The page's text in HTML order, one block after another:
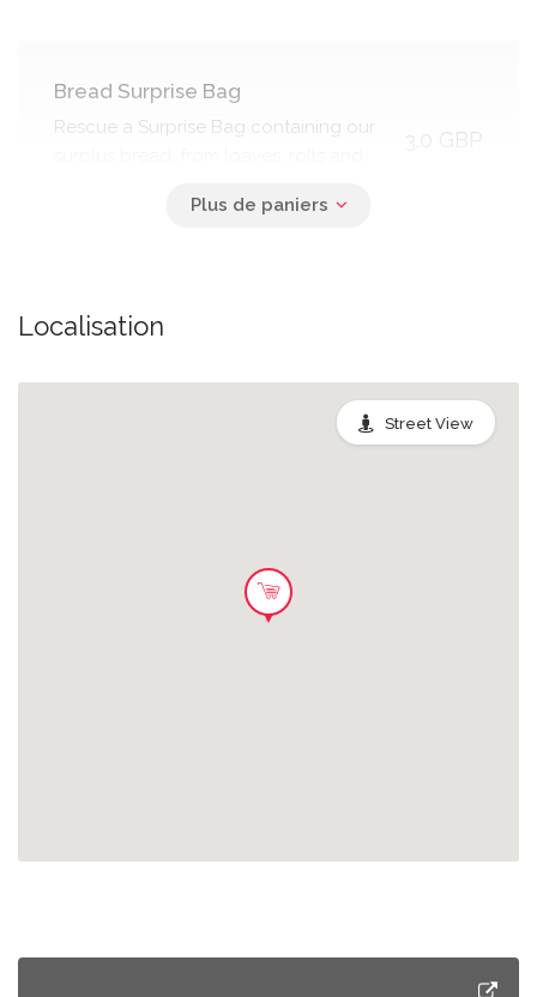
Bread Surprise Bag
Rescue a Surprise Bag containing our
3.0 GBP
Localisation
Street View